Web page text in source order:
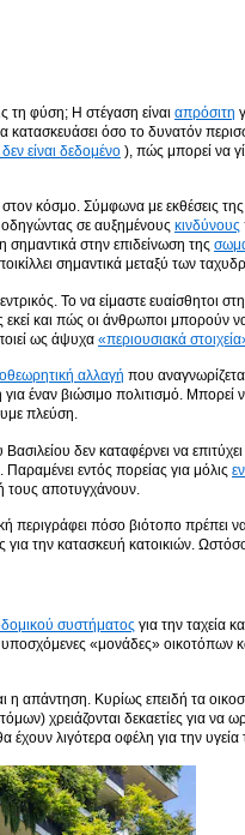
τη φύση; Η στέγαση είναι απρόσιτη
όσο το δυνατόν
είναι δεδομένο ), πώς μπορεί να
στον κόσμο. Σύμφωνα με εκθέσεις
σε αυξημένους κινδύνους
σημαντικά στην επιδείνωση της
σημαντικά μεταξύ των
Το να είμαστε ευαίσθητοι
εκεί και πώς οι άνθρωποι μπορούν
ως άψυχα «περιουσιακά
αλλαγή που
έναν βιώσιμο πολιτισμό. Μπορεί
πλεύση.
δεν καταφέρνει να
εντός πορείας για μόλις
τους αποτυγχάνουν.
περιγράφει πόσο βιότοπο πρέπει
την κατασκευή κατοικιών.
συστήματος για την ταχεία
«μονάδες» οικοτόπων
η απάντηση. Κυρίως επειδή τα
χρειάζονται δεκαετίες για να
έχουν λιγότερα οφέλη για την υγεία